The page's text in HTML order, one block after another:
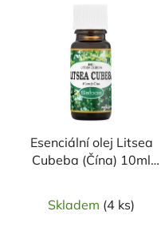
Esenciální olej Litsea
Cubeba (Čína) 10ml
Skladem (4 ks)